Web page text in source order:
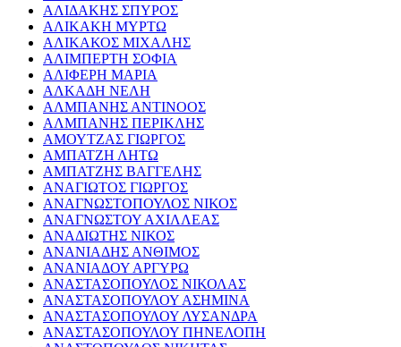
ΑΛΙΔΑΚΗΣ ΣΠΥΡΟΣ
ΑΛΙΚΑΚΗ ΜΥΡΤΩ
ΑΛΙΚΑΚΟΣ ΜΙΧΑΛΗΣ
ΑΛΙΜΠΕΡΤΗ ΣΟΦΙΑ
ΑΛΙΦΕΡΗ ΜΑΡΙΑ
ΑΛΚΑΔΗ ΝΕΛΗ
ΑΛΜΠΑΝΗΣ ΑΝΤΙΝΟΟΣ
ΑΛΜΠΑΝΗΣ ΠΕΡΙΚΛΗΣ
ΑΜΟΥΤΖΑΣ ΓΙΩΡΓΟΣ
ΑΜΠΑΤΖΗ ΛΗΤΩ
ΑΜΠΑΤΖΗΣ ΒΑΓΓΕΛΗΣ
ΑΝΑΓΙΩΤΟΣ ΓΙΩΡΓΟΣ
ΑΝΑΓΝΩΣΤΟΠΟΥΛΟΣ ΝΙΚΟΣ
ΑΝΑΓΝΩΣΤΟΥ ΑΧΙΛΛΕΑΣ
ΑΝΑΔΙΩΤΗΣ ΝΙΚΟΣ
ΑΝΑΝΙΑΔΗΣ ΑΝΘΙΜΟΣ
ΑΝΑΝΙΑΔΟΥ ΑΡΓΥΡΩ
ΑΝΑΣΤΑΣΟΠΟΥΛΟΣ ΝΙΚΟΛΑΣ
ΑΝΑΣΤΑΣΟΠΟΥΛΟΥ ΑΣΗΜΙΝΑ
ΑΝΑΣΤΑΣΟΠΟΥΛΟΥ ΛΥΣΑΝΔΡΑ
ΑΝΑΣΤΑΣΟΠΟΥΛΟΥ ΠΗΝΕΛΟΠΗ